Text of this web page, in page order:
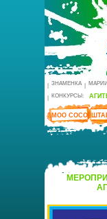
ЗНАМЕНКА
КОНКУРСЫ:
МОО СОСО